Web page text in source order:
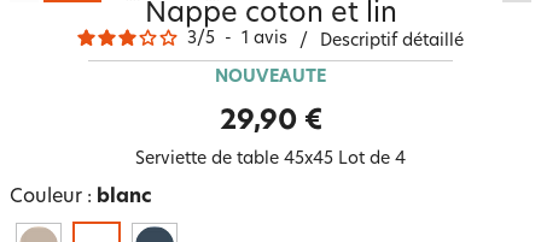
Nappe coton et lin
3/5 - 1 avis / Descriptif détaillé
NOUVEAUTÉ
29,90 €
Serviette de table 45x45 Lot de 4
Couleur : blanc